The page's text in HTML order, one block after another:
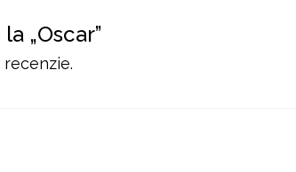
„Oscar”